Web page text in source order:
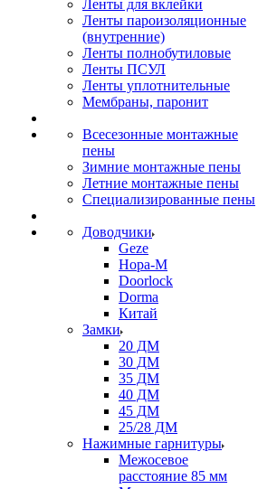
Ленты для вклейки
Ленты пароизоляционные
(внутренние)
Ленты полнобутиловые
Ленты ПСУЛ
Ленты уплотнительные
Мембраны, паронит
Всесезонные монтажные
пены
Зимние монтажные пены
Летние монтажные пены
Специализированные пены
Доводчики
Geze
Нора-М
Doorlock
Dorma
Китай
Замки
20 ДМ
30 ДМ
35 ДМ
40 ДМ
45 ДМ
25/28 ДМ
Нажимные гарнитуры
Межосевое
расстояние 85 мм